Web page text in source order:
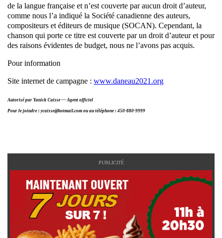
de la langue française et n’est couverte par aucun droit d’auteur,
comme nous l’a indiqué la Société canadienne des auteurs,
compositeurs et éditeurs de musique (SOCAN). Cependant, la
chanson qui porte ce titre est couverte par un droit d’auteur et pour
des raisons évidentes de budget, nous ne l’avons pas acquis.
Pour information
Site internet de campagne : www.daneau2021.org
Autorisé par Yanick Caisse — Agent officiel
Pour le joindre : ycaisse@hotmail.com ou au téléphone : 450-880-9999
PUBLICITÉ